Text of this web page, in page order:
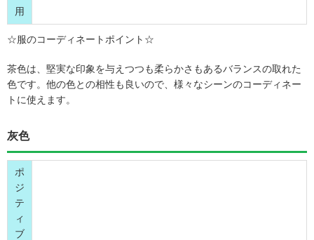
用
☆服のコーディネートポイント☆
茶色は、堅実な印象を与えつつも柔らかさもあるバランスの取れた
色です。他の色との相性も良いので、様々なシーンのコーディネー
トに使えます。
灰色
ポ
ジ
テ
ィ
ブ